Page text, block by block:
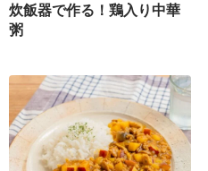
炊飯器で作る！鶏入り中華
粥